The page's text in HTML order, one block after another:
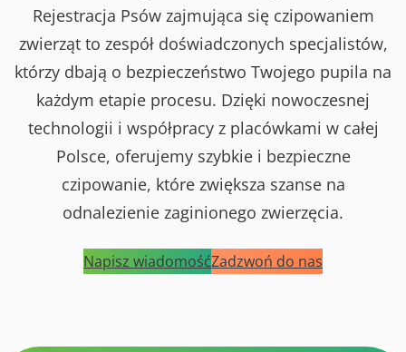
Rejestracja Psów zajmująca się czipowaniem
zwierząt to zespół doświadczonych specjalistów,
którzy dbają o bezpieczeństwo Twojego pupila na
każdym etapie procesu. Dzięki nowoczesnej
technologii i współpracy z placówkami w całej
Polsce, oferujemy szybkie i bezpieczne
czipowanie, które zwiększa szanse na
odnalezienie zaginionego zwierzęcia.
Napisz wiadomośćZadzwoń do nas